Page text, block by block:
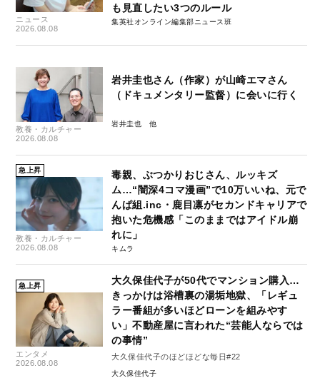
ニュース
2026.08.08
も見直したい3つのルール
集英社オンライン編集部ニュース班
教養・カルチャー
2026.08.08
岩井圭也さん（作家）が山崎エマさん
（ドキュメンタリー監督）に会いに行く
岩井圭也
急上昇
教養・カルチャー
2026.08.08
毒親、ぶつかりおじさん、ルッキズ
ム…“闇深4コマ漫画”で10万いいね、元で
んぱ組.inc・鹿目凛がセカンドキャリアで
抱いた危機感「このままではアイドル崩
れに」
キムラ
急上昇
エンタメ
2026.08.08
大久保佳代子が50代でマンション購入…
きっかけは浴槽裏の湯垢地獄、「レギュ
ラー番組が多いほどローンを組みやす
い」不動産屋に言われた“芸能人ならでは
の事情”
大久保佳代子のほどほどな毎日#22
大久保佳代子